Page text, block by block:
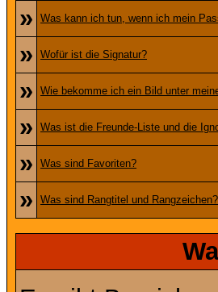
» Was kann ich tun, wenn ich mein
» Wofür ist die Signatur?
» Wie bekomme ich ein Bild unter
» Was ist die Freunde-Liste und die
» Was sind Favoriten?
» Was sind Rangtitel und Rangzeichen?